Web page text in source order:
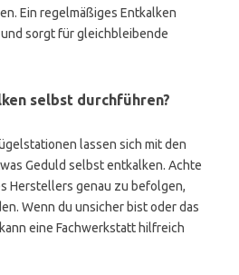
Ein regelmäßiges Entkalken
sorgt für gleichbleibende
selbst durchführen?
lassen sich mit den
Geduld selbst entkalken. Achte
Herstellers genau zu befolgen,
Wenn du unsicher bist oder das
eine Fachwerkstatt hilfreich